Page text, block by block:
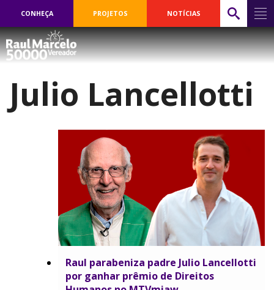
CONHEÇA PROJETOS NOTÍCIAS
Julio Lancellotti
Raul parabeniza padre Julio Lancellotti
por ganhar prêmio de Direitos